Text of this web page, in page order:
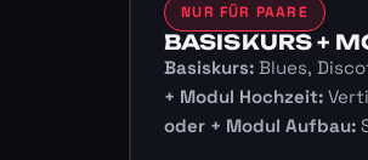
NUR FÜR PAARE
BASISKURS +
Basiskurs:Blues,
+ Modul Hochzeit:
oder + Modul Aufbau: